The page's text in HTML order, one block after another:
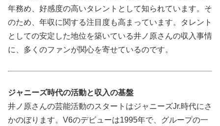
年務め、好感度の高いタレントとして知られています。そ
のため、年収に関する注目度も高まっています。タレント
としての安定した地位を築いている井ノ原さんの収入事情
に、多くのファンが関心を寄せているのです。
ジャニーズ時代の活動と収入の基盤
井ノ原さんの芸能活動のスタートはジャニーズJr.時代にさ
かのぼります。V6のデビューは1995年で、グループの一